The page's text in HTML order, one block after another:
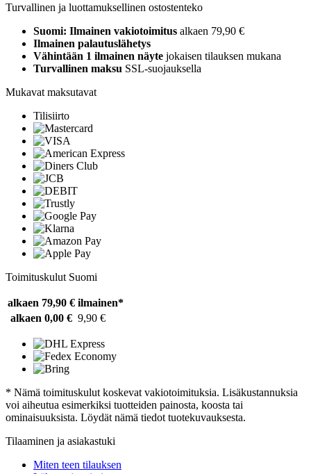
Turvallinen ja luottamuksellinen ostostenteko
Suomi: Ilmainen vakiotoimitus alkaen 79,90 €
Ilmainen palautuslähetys
Vähintään 1 ilmainen näyte jokaisen tilauksen mukana
Turvallinen maksu SSL-suojauksella
Mukavat maksutavat
Tilisiirto
Toimituskulut Suomi
alkaen 79,90 € ilmainen*
alkaen 0,00 € 9,90 €
* Nämä toimituskulut koskevat vakiotoimituksia. Lisäkustannuksia
voi aiheutua esimerkiksi tuotteiden painosta, koosta tai
ominaisuuksista. Löydät nämä tiedot tuotekuvauksesta.
Tilaaminen ja asiakastuki
Miten teen tilauksen